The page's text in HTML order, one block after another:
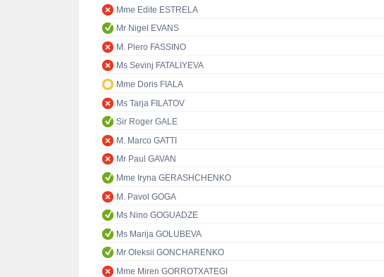
Mme Edite ESTRELA
Mr Nigel EVANS
M. Piero FASSINO
Ms Sevinj FATALIYEVA
Mme Doris FIALA
Ms Tarja FILATOV
Sir Roger GALE
M. Marco GATTI
Mr Paul GAVAN
Mme Iryna GERASHCHENKO
M. Pavol GOGA
Ms Nino GOGUADZE
Ms Marija GOLUBEVA
Mr Oleksii GONCHARENKO
Mme Miren GORROTXATEGI